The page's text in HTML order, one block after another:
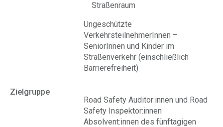
Straßenraum
Ungeschützte
VerkehrsteilnehmerInnen –
SeniorInnen und Kinder im
Straßenverkehr (einschließlich
Barrierefreiheit)
Zielgruppe
Road Safety Auditor:innen und Road
Safety Inspektor:innen
Absolvent:innen des fünftägigen